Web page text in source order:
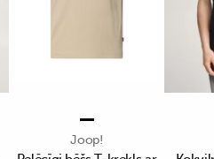
Joop!